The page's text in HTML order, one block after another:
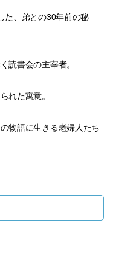
た、弟との30年前の秘
読書会の主宰者。
れた寓意。
物語に生きる老婦人たち